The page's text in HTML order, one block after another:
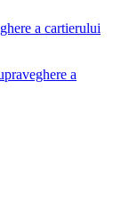
a cartierului
a